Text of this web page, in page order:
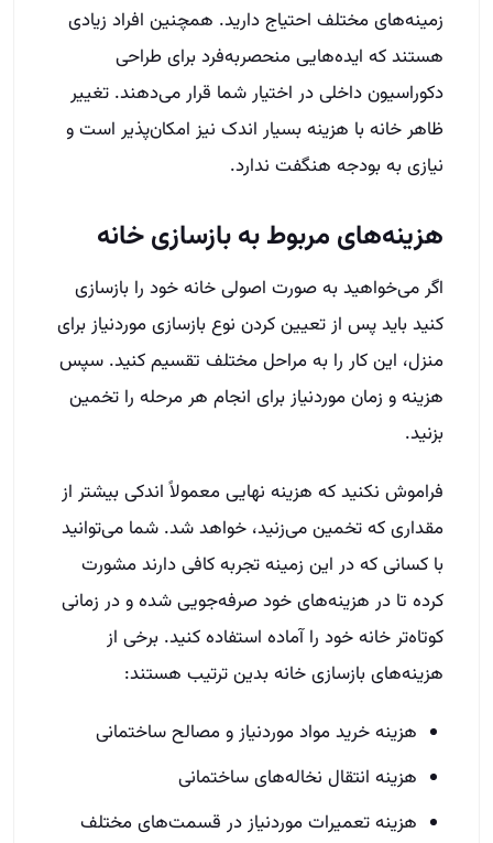
زمینه‌های مختلف احتیاج دارید. همچنین افراد زیادی
هستند که ایده‌هایی منحصربه‌فرد برای طراحی
دکوراسیون داخلی در اختیار شما قرار می‌دهند. تغییر
ظاهر خانه با هزینه بسیار اندک نیز امکان‌پذیر است و
نیازی به بودجه هنگفت ندارد.
هزینه‌های مربوط به بازسازی خانه
اگر می‌خواهید به صورت اصولی خانه خود را بازسازی
کنید باید پس از تعیین کردن نوع بازسازی موردنیاز برای
منزل، این کار را به مراحل مختلف تقسیم کنید. سپس
هزینه و زمان موردنیاز برای انجام هر مرحله را تخمین
بزنید.
فراموش نکنید که هزینه نهایی معمولاً اندکی بیشتر از
مقداری که تخمین می‌زنید، خواهد شد. شما می‌توانید
با کسانی که در این زمینه تجربه کافی دارند مشورت
کرده تا در هزینه‌های خود صرفه‌جویی شده و در زمانی
کوتاه‌تر خانه خود را آماده استفاده کنید. برخی از
هزینه‌های بازسازی خانه بدین ترتیب هستند:
هزینه خرید مواد موردنیاز و مصالح ساختمانی
هزینه انتقال نخاله‌های ساختمانی
هزینه تعمیرات موردنیاز در قسمت‌های مختلف